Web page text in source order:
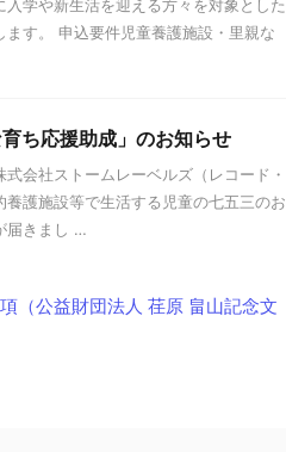
学や新生活を迎える方々を対象とした
す。 申込要件児童養護施設・里親な
ち応援助成」のお知らせ
会社ストームレーベルズ（レコード・
護施設等で生活する児童の七五三のお
届きまし …
（公益財団法人 荏原 畠山記念文